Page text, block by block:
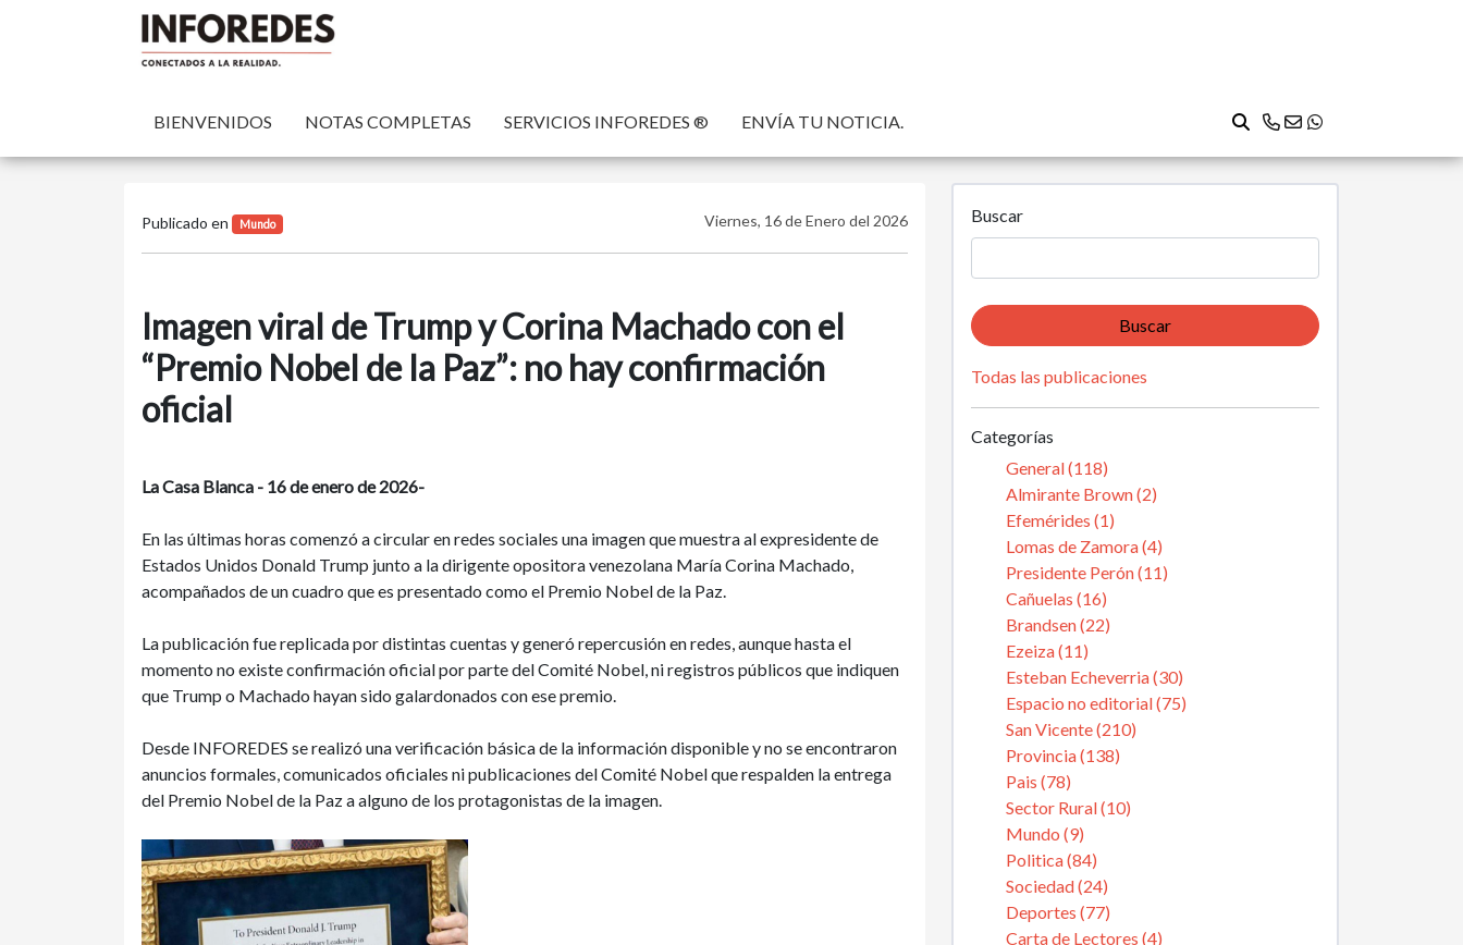
BIENVENIDOS NOTAS COMPLETAS SERVICIOS INFOREDES ® ENVÍA TU NOTICIA.
Publicado en Mundo Viernes, 16 de Enero del 2026
Imagen viral de Trump y Corina Machado con el
“Premio Nobel de la Paz”: no hay confirmación
oficial
La Casa Blanca - 16 de enero de 2026-
En las últimas horas comenzó a circular en redes sociales una imagen que muestra al expresidente de
Estados Unidos Donald Trump junto a la dirigente opositora venezolana María Corina Machado,
acompañados de un cuadro que es presentado como el Premio Nobel de la Paz.
La publicación fue replicada por distintas cuentas y generó repercusión en redes, aunque hasta el
momento no existe confirmación oficial por parte del Comité Nobel, ni registros públicos que indiquen
que Trump o Machado hayan sido galardonados con ese premio.
Desde INFOREDES se realizó una verificación básica de la información disponible y no se encontraron
anuncios formales, comunicados oficiales ni publicaciones del Comité Nobel que respalden la entrega
del Premio Nobel de la Paz a alguno de los protagonistas de la imagen.
Buscar
Buscar
Todas las publicaciones
Categorías
General (118)
Almirante Brown (2)
Efemérides (1)
Lomas de Zamora (4)
Presidente Perón (11)
Cañuelas (16)
Brandsen (22)
Ezeiza (11)
Esteban Echeverria (30)
Espacio no editorial (75)
San Vicente (210)
Provincia (138)
Pais (78)
Sector Rural (10)
Mundo (9)
Politica (84)
Sociedad (24)
Deportes (77)
Carta de Lectores (4)